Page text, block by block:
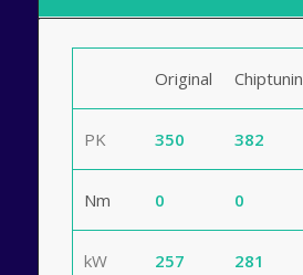
Original
PK 350 382
Nm 0 0
kW 257 281